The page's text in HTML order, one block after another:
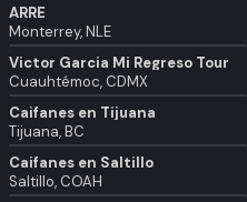
ARRE
Monterrey, NLE
Victor Garcia Mi Regreso Tour
Cuauhtémoc, CDMX
Caifanes en Tijuana
Tijuana, BC
Caifanes en Saltillo
Saltillo, COAH